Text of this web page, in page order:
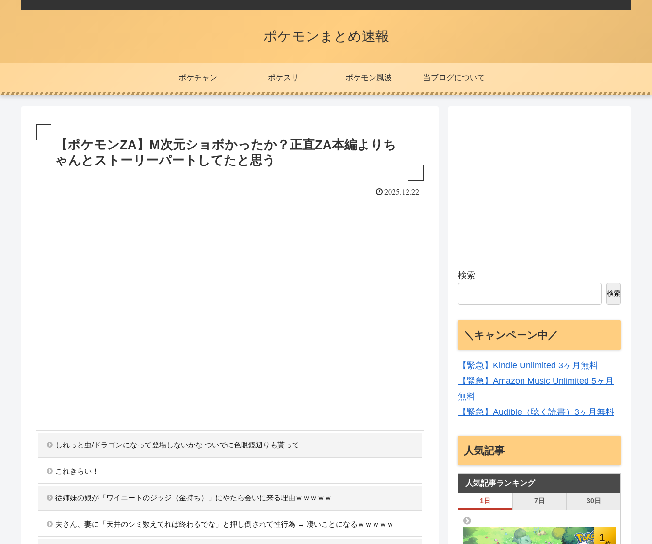
ポケモンまとめ速報
ポケチャン ポケスリ ポケモン風波 当ブログについて
【ポケモンZA】M次元ショボかったか？正直ZA本編よりち
ゃんとストーリーパートしてたと思う
2025.12.22
しれっと虫/ドラゴンになって登場しないかな ついでに色眼鏡辺りも貰って
これきらい！
従姉妹の娘が「ワイニートのジッジ（金持ち）」にやたら会いに来る理由ｗｗｗｗｗ
夫さん、妻に「天井のシミ数えてれば終わるでな」と押し倒されて性行為 → 凄いことになるｗｗｗｗｗ
検索
検索
＼キャンペーン中／
【緊急】Kindle Unlimited 3ヶ月無料
【緊急】Amazon Music Unlimited 5ヶ月
無料
【緊急】Audible（聴く読書）3ヶ月無料
人気記事
人気記事ランキング
1日 7日 30日
1